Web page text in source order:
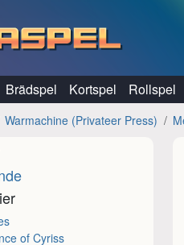
Brädspel Kortspel Rollspel
Warmachine (Privateer Press)
of Cyriss